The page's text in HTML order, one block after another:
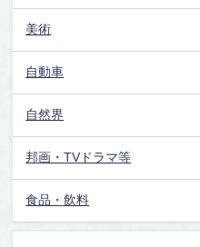
美術
自動車
自然界
邦画・TVドラマ等
食品・飲料